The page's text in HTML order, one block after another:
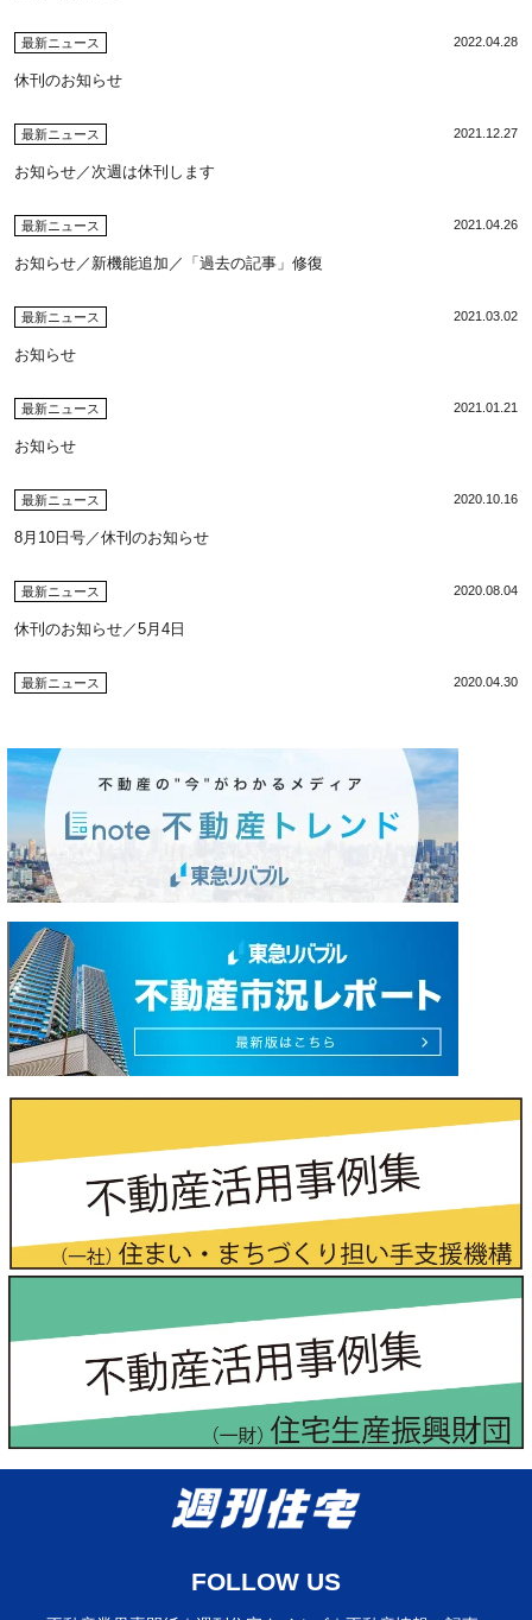
最新ニュース 2022.04.28
休刊のお知らせ
最新ニュース 2021.12.27
お知らせ／次週は休刊します
最新ニュース 2021.04.26
お知らせ／新機能追加／「過去の記事」修復
最新ニュース 2021.03.02
お知らせ
最新ニュース 2021.01.21
お知らせ
最新ニュース 2020.10.16
8月10日号／休刊のお知らせ
最新ニュース 2020.08.04
休刊のお知らせ／5月4日
最新ニュース 2020.04.30
FOLLOW US